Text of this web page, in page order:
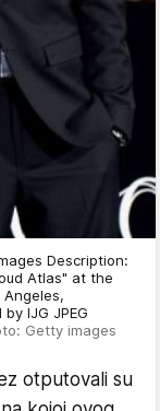
Description:
Atlas" at the
IJG JPEG
Getty images
otputovali su